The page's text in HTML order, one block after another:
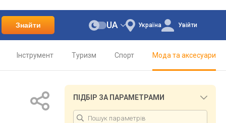
Знайти Україна
UA Увійти
Інструмент Туризм Спорт Мода та аксесуари
ПІДБІР ЗА ПАРАМЕТРАМИ